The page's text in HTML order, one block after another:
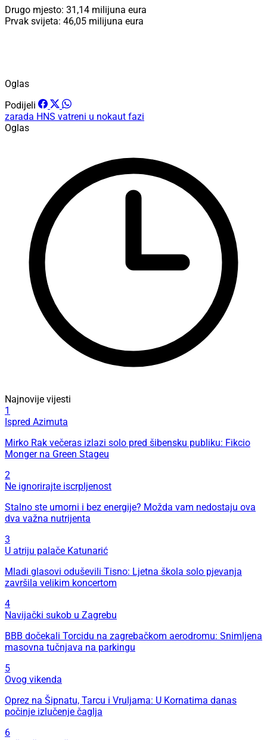
Drugo mjesto: 31,14 milijuna eura
Prvak svijeta: 46,05 milijuna eura
Oglas
Podijeli
zarada HNS vatreni u nokaut fazi
Oglas
Najnovije vijesti
1
Ispred Azimuta
Mirko Rak večeras izlazi solo pred šibensku publiku: Fikcio
Monger na Green Stageu
2
Ne ignorirajte iscrpljenost
Stalno ste umorni i bez energije? Možda vam nedostaju ova
dva važna nutrijenta
3
U atriju palače Katunarić
Mladi glasovi oduševili Tisno: Ljetna škola solo pjevanja
završila velikim koncertom
4
Navijački sukob u Zagrebu
BBB dočekali Torcidu na zagrebačkom aerodromu: Snimljena
masovna tučnjava na parkingu
5
Ovog vikenda
Oprez na Šipnatu, Tarcu i Vruljama: U Kornatima danas
počinje izlučenje čaglja
6